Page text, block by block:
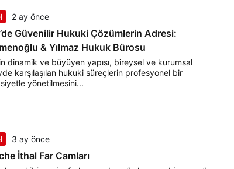
2 ay önce
Güvenilir Hukuki Çözümlerin Adresi:
& Yılmaz Hukuk Bürosu
dinamik ve büyüyen yapısı, bireysel ve kurumsal
karşılaşılan hukuki süreçlerin profesyonel bir
yönetilmesini...
3 ay önce
İthal Far Camları